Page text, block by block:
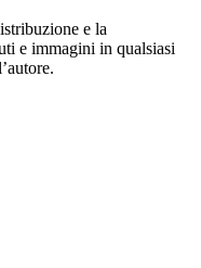
e la
e immagini in qualsiasi